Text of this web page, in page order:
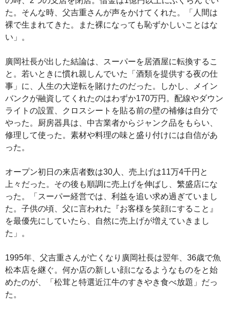
た。そんな時、父吉重さんが声をかけてくれた。「人間は
裸で生まれてきた。また裸になっても恥ずかしいことはな
い」。
廣岡社長が出した結論は、スーパーを居酒屋に転換するこ
と。若いときに慣れ親しんでいた「酒類を提供する夜の仕
事」に、人生の大逆転を賭けたのだった。しかし、メイン
バンクが融資してくれたのはわずか170万円。配線やダウン
ライトの設置、クロスシートを貼る前の壁の補修は自分で
やった。厨房器具は、中古業者からジャンク品をもらい、
修理して使った。素材や料理の味と盛り付けには自信があ
った。
オープン初日の来店者数は30人、売上げは11万4千円と
上々だった。その後も順調に売上げを伸ばし、繁盛店にな
った。「スーパー経営では、利益を追い求め過ぎていまし
た。子供の頃、父に言われた『お客様を笑顔にすること』
を最優先にしていたら、自然に売上げが増えていきまし
た」。
1995年、父吉重さんが亡くなり廣岡社長は翌年、36歳で魚
松本店を継ぐ。何か店の新しい顔になるようなものをと始
めたのが、「松茸と特選近江牛のすきやき食べ放題」だっ
た。